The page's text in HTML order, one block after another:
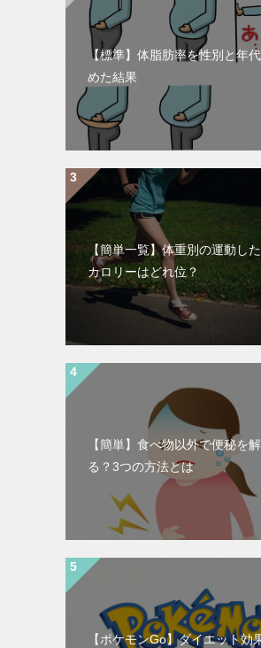
【標準】体脂肪率を性別と年
めた結果
【簡単一覧】体重別の運動し
カロリーはどれ位？
【簡単】食べ物以外で便秘を
る？3つの方法とは
【ポケモンGo】ダイエット効